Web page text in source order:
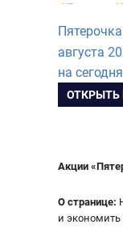
августа
на сегодня
ОТКРЫТЬ
Акции
О странице:
и